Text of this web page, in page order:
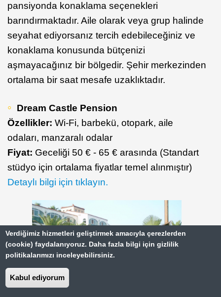
pansiyonda konaklama seçenekleri
barındırmaktadır. Aile olarak veya grup halinde
seyahat ediyorsanız tercih edebileceğiniz ve
konaklama konusunda bütçenizi
aşmayacağınız bir bölgedir. Şehir merkezinden
ortalama bir saat mesafe uzaklıktadır.
Dream Castle Pension
Özellikler: Wi-Fi, barbekü, otopark, aile
odaları, manzaralı odalar
Fiyat: Geceliği 50 € - 65 € arasında (Standart
stüdyo için ortalama fiyatlar temel alınmıştır)
Detaylı bilgi için tıklayın.
Verdiğimiz hizmetleri geliştirmek amacıyla çerezlerden
(cookie) faydalanıyoruz. Daha fazla bilgi için gizlilik
politikalarımızı inceleyebilirsiniz.
Kabul ediyorum